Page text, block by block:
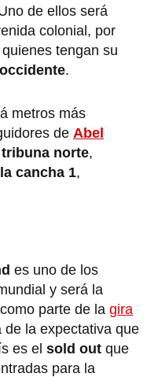
de ellos será
colonial, por
tengan su
.
metros más
de Abel
tribuna norte,
cancha 1,
es uno de los
y será la
como parte de la gira
de la expectativa que
es el sold out que
para la